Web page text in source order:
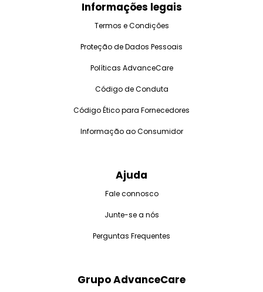
Informações legais
Termos e Condições
Proteção de Dados Pessoais
Políticas AdvanceCare
Código de Conduta
Código Ético para Fornecedores
Informação ao Consumidor
Ajuda
Fale connosco
Junte-se a nós
Perguntas Frequentes
Grupo AdvanceCare